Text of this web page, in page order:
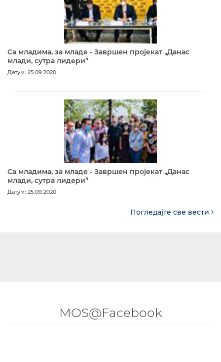
Са младима, за младе - Завршен пројекат „Данас
млади, сутра лидери”
Датум: 25.09.2020
Са младима, за младе - Завршен пројекат „Данас
млади, сутра лидери”
Датум: 25.09.2020
Погледајте све вести
MOS@Facebook